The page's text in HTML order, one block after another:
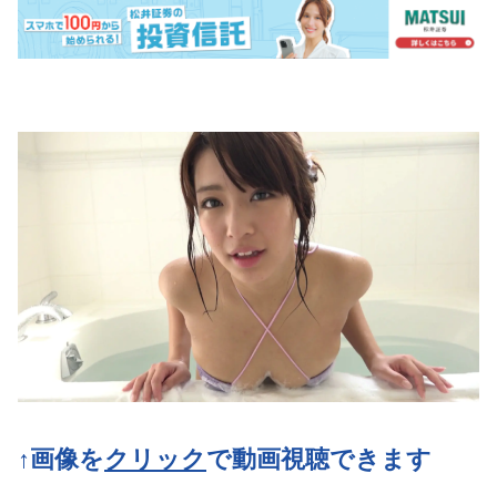
↑画像をクリック で動画視聴できます